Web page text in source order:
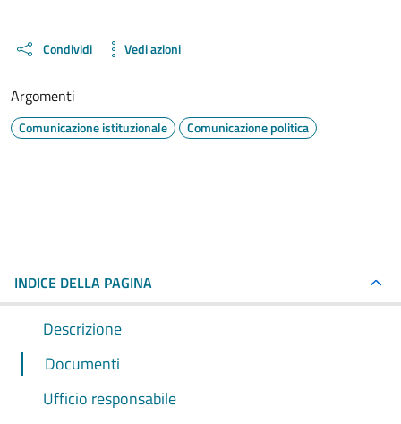
Condividi Vedi azioni
Argomenti
Comunicazione istituzionale Comunicazione politica
INDICE DELLA PAGINA
Descrizione
Documenti
Ufficio responsabile